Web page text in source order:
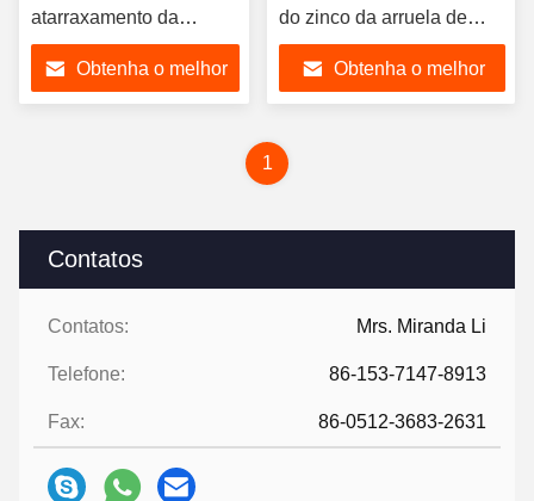
Contatos
Contatos: Mrs. Miranda Li
Telefone: 86-153-7147-8913
Fax: 86-0512-3683-2631
atarraxamento da
arruela do chanfro do
aço carbono #45
Obtenha o melhor
do zinco da arruela de
fechamento do quadrado
de SS304 SS316
Obtenha o melhor
1